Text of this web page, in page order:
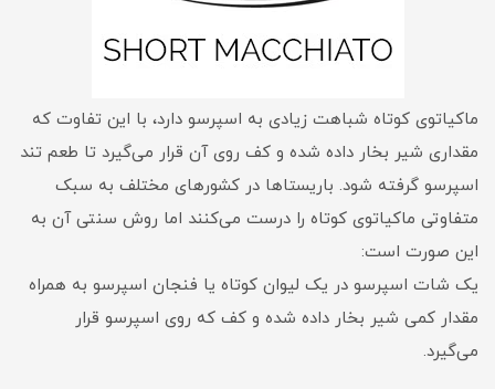
ماکیاتوی کوتاه شباهت زیادی به اسپرسو دارد، با این تفاوت که
مقداری شیر بخار داده شده و کف روی آن قرار می‌گیرد تا طعم تند
اسپرسو گرفته شود. باریستاها در کشورهای مختلف به سبک
متفاوتی ماکیاتوی کوتاه را درست می‌کنند اما روش سنتی آن به
این صورت است:
یک شات اسپرسو در یک لیوان کوتاه یا فنجان اسپرسو به همراه
مقدار کمی شیر بخار داده شده و کف که روی اسپرسو قرار
می‌گیرد.